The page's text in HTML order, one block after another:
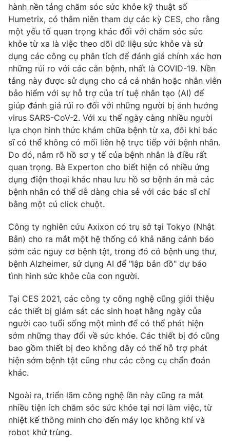
THỜI BÁO VTV
Theo dõi báo trên
Cơ quan chủ quản: Đài Truyền hình Việt Nam
Cơ quan báo chí:Thời báo VTV
Giấy phép hoạt động báo in và báo điện tử số 483/GP-BTTTT
cấp ngày 29/12/2023
Tổng Biên tập:Vũ Thanh Thủy
Phó Tổng Biên tập:Nguyễn Thị Mỹ Hạnh, Phạm Quốc Thắng,
Nguyễn Trọng Ninh
Tổng đài VTV: 024.38 355 931 - 024.38 355 932
Email:
toasoan@vtv.vn
Liên hệ quảng cáo:024-7300.7108
® Cấm sao chép dưới mọi hình thức nếu không có sự chấp
thuận bằng văn bản. Ghi rõ nguồn VTV.vn khi phát hành lại
thông tin từ website này.
hành nền tảng chăm sóc sức khỏe kỹ thuật số
Humetrix, có thâm niên tham dự các kỳ CES, cho rằng
một yếu tố quan trọng khác đối với chăm sóc sức
khỏe từ xa là việc theo dõi dữ liệu sức khỏe và sử
dụng các công cụ phân tích để đánh giá chính xác hơn
những rủi ro với các căn bệnh, nhất là COVID-19. Nền
tảng này được sử dụng cho cả cá nhân hoặc nhân viên
bảo hiểm với sự hỗ trợ của trí tuệ nhân tạo (AI) để
giúp đánh giá rủi ro đối với những người bị ảnh hưởng
virus SARS-CoV-2. Với xu thế ngày càng nhiều người
lựa chọn hình thức khám chữa bệnh từ xa, đôi khi bác
sĩ có thể không có mối liên hệ trực tiếp với bệnh nhân.
Do đó, nắm rõ hồ sơ y tế của bệnh nhân là điều rất
quan trọng. Bà Experton cho biết hiện có nhiều ứng
dụng điện thoại khác nhau lưu hồ sơ bệnh án mà các
bệnh nhân có thể dễ dàng chia sẻ với các bác sĩ chỉ
bằng một cú click chuột.
Công ty nghiên cứu Axixon có trụ sở tại Tokyo (Nhật
Bản) cho ra mắt một hệ thống có khả năng cảnh báo
sớm các nguy cơ bệnh tật, trong đó có bệnh ung thư,
bệnh Alzheimer, sử dụng AI để "lập bản đồ" dự báo
tình hình sức khỏe của con người.
Tại CES 2021, các công ty công nghệ cũng giới thiệu
các thiết bị giám sát các sinh hoạt hằng ngày của
người cao tuổi sống một mình để có thể phát hiện
sớm những thay đổi về sức khỏe. Các thiết bị đó cũng
bao gồm thiết bị đeo không dây có thể hỗ trợ phát
hiện sớm bệnh tật cũng như các công cụ chẩn đoán
khác.
Ngoài ra, triển lãm công nghệ lần này cũng ra mắt
nhiều tiện ích chăm sóc sức khỏe tại nơi làm việc, từ
nhiệt kế thông minh cho đến máy lọc không khí và
robot khử trùng.